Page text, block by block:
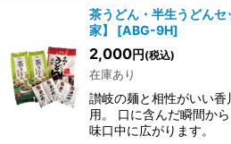
茶うどん・半生うどん
家】
[ABG-9H]
2,000円 (税込)
在庫あり
讃岐の麺と相性がいい
用。 口に含んだ瞬間か
味口中に広がります。